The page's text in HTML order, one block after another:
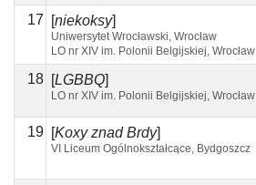
17 [niekoksy]
Uniwersytet Wrocławski, Wrocław
LO nr XIV im. Polonii Belgijskiej, Wrocław
18 [LGBBQ]
LO nr XIV im. Polonii Belgijskiej, Wrocław
19 [Koxy znad Brdy]
VI Liceum Ogólnokształcące, Bydgoszcz